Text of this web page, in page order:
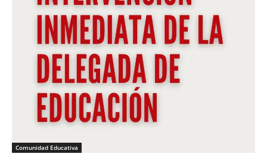
Comunidad Educativa